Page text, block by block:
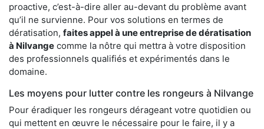
proactive, c’est-à-dire aller au-devant du problème avant
qu’il ne survienne. Pour vos solutions en termes de
dératisation, faites appel à une entreprise de dératisation
à Nilvange comme la nôtre qui mettra à votre disposition
des professionnels qualifiés et expérimentés dans le
domaine.
Les moyens pour lutter contre les rongeurs à Nilvange
Pour éradiquer les rongeurs dérageant votre quotidien ou
qui mettent en œuvre le nécessaire pour le faire, il y a